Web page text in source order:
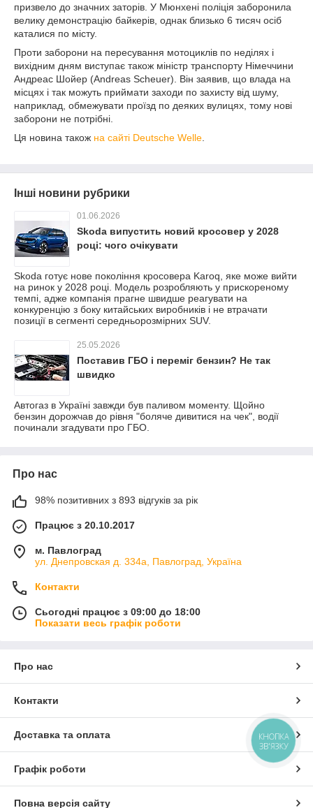
призвело до значних заторів. У Мюнхені поліція заборонила
велику демонстрацію байкерів, однак близько 6 тисяч осіб
каталися по місту.
Проти заборони на пересування мотоциклів по неділях і
вихідним дням виступає також міністр транспорту Німеччини
Андреас Шойер (Andreas Scheuer). Він заявив, що влада на
місцях і так можуть приймати заходи по захисту від шуму,
наприклад, обмежувати проїзд по деяких вулицях, тому нові
заборони не потрібні.
Ця новина також на сайті Deutsche Welle
Інші новини рубрики
01.06.2026
Skoda випустить новий кросовер у 2028
році: чого очікувати
Skoda готує нове покоління кросовера Karoq, яке може вийти
на ринок у 2028 році. Модель розробляють у прискореному
темпі, адже компанія прагне швидше реагувати на
конкуренцію з боку китайських виробників і не втрачати
позиції в сегменті середньорозмірних SUV.
25.05.2026
Поставив ГБО і переміг бензин? Не так
швидко
Автогаз в Україні завжди був паливом моменту. Щойно
бензин дорожчав до рівня "боляче дивитися на чек", водії
починали згадувати про ГБО.
Про нас
98% позитивних з 893 відгуків за рік
Працює з 20.10.2017
м. Павлоград
ул. Днепровская д. 334а, Павлоград, Україна
Контакти
Сьогодні працює з 09:00 до 18:00
Показати весь графік роботи
Про нас
Контакти
Доставка та оплата
Графік роботи
Повна версія сайту
КНОПКА
ЗВ'ЯЗКУ